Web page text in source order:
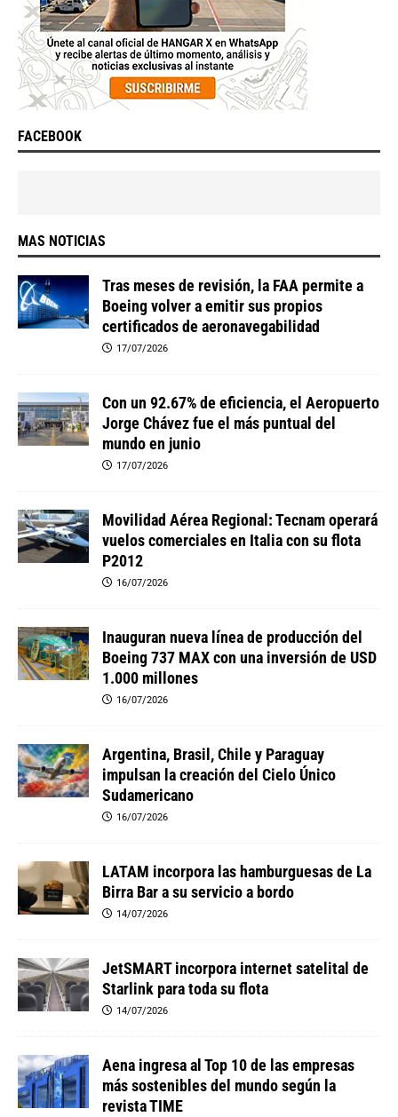
FACEBOOK
MAS NOTICIAS
Tras meses de revisión, la FAA permite a
Boeing volver a emitir sus propios
certificados de aeronavegabilidad
17/07/2026
Con un 92.67% de eficiencia, el Aeropuerto
Jorge Chávez fue el más puntual del
mundo en junio
17/07/2026
Movilidad Aérea Regional: Tecnam operará
vuelos comerciales en Italia con su flota
P2012
16/07/2026
Inauguran nueva línea de producción del
Boeing 737 MAX con una inversión de USD
1.000 millones
16/07/2026
Argentina, Brasil, Chile y Paraguay
impulsan la creación del Cielo Único
Sudamericano
16/07/2026
LATAM incorpora las hamburguesas de La
Birra Bar a su servicio a bordo
14/07/2026
JetSMART incorpora internet satelital de
Starlink para toda su flota
14/07/2026
Aena ingresa al Top 10 de las empresas
más sostenibles del mundo según la
revista TIME